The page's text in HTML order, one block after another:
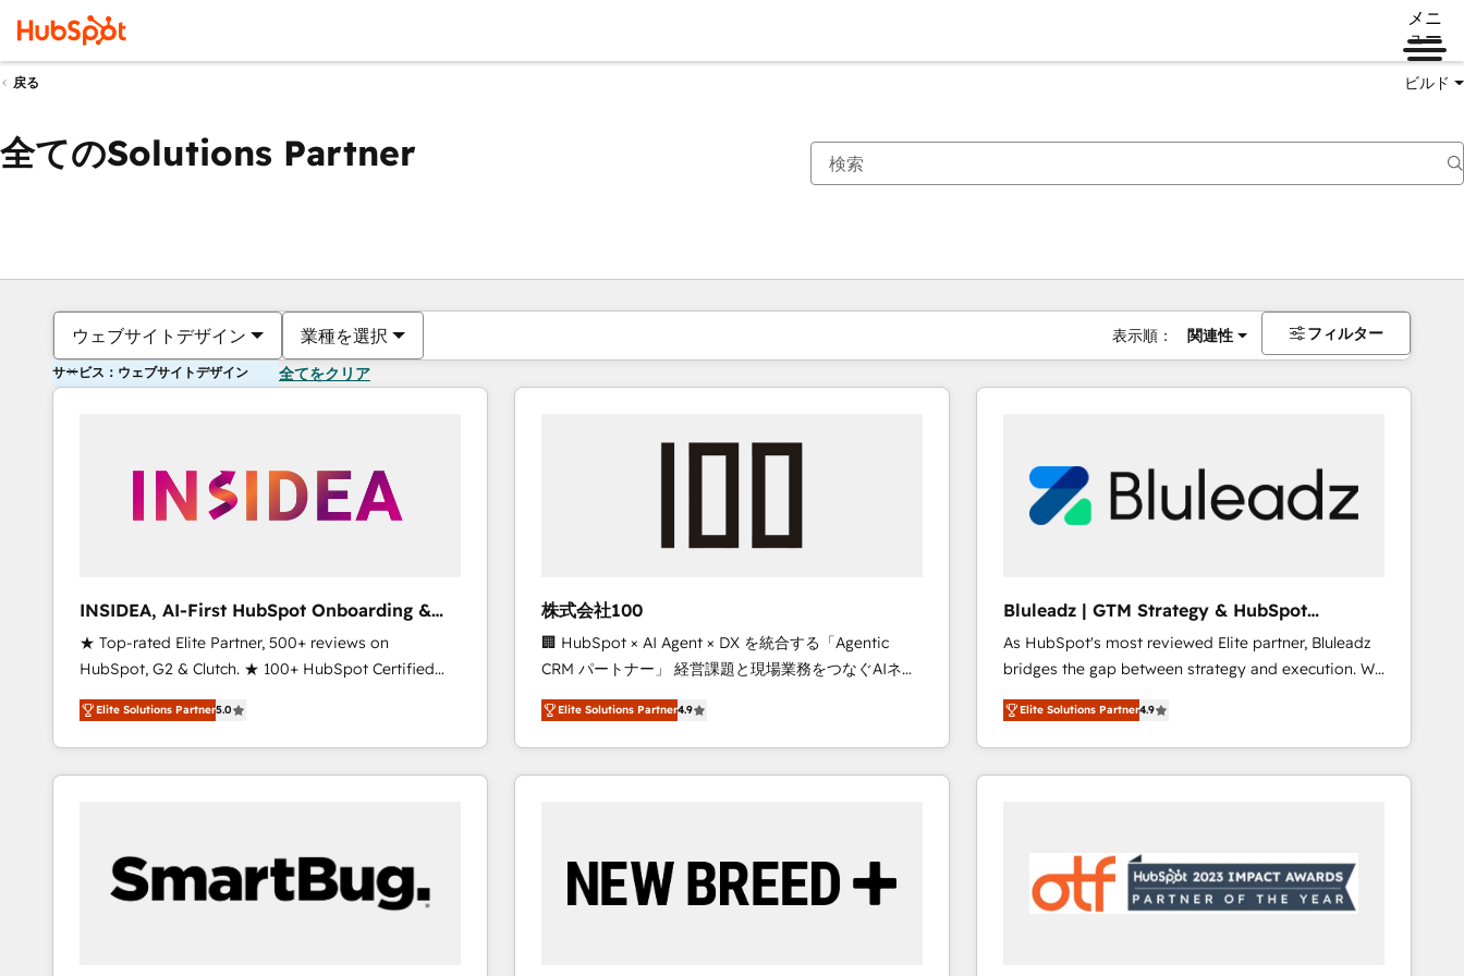
メニ
ュー
戻る ビルド
全てのSolutions Partner
ウェブサイトデザイン 業種を選択 表示順： 関連性 フィルター
サービス：ウェブサイトデザイン 全てをクリア
INSIDEA, AI-First HubSpot Onboarding &
RevOps
★ Top-rated Elite Partner, 500+ reviews on
HubSpot, G2 & Clutch. ★ 100+ HubSpot Certified
Experts & Trainers across the team ★ 1,500+
implementations across five continents ★ AI-First,
RevOps-led, Onboarding obsessed ★ Company of
the Year 2024/25 INSIDEA helps growing companies
workflows that drive adoption from week one, in
your time zone. What we do ➤ Onboarding: Live in
weeks, with workflows built around your business,
Elite Solutions Partner5.0
株式会社100
🏢 HubSpot × AI Agent × DX を統合する「Agentic
CRM パートナー」 経営課題と現場業務をつなぐAIネイ
ティブ・エージェンシーとして、HubSpot Eliteの実装
力で顧客フロント業務を再設計します。 💡 100inc は何
をする会社か？ HubSpotを共通基盤に、AIエージェン
トを組み込んだ顧客フロント業務（マーケティング・営
を、CRMを軸とした全社共通基盤に再構築します。意
思決定者・PMO・現場担当者に並走します。 1️⃣
Elite Solutions Partner4.9
Bluleadz | GTM Strategy & HubSpot
Implementation
As HubSpot's most reviewed Elite partner, Bluleadz
bridges the gap between strategy and execution. We
don't just "set up tools" — we install the GTM
Operating System (GTM OS) to align your leadership
and engineer a portal that drives predictable
revenue velocity. 🚀 GTM Strategy & Alignment
"accelerating a mess." ⚙️ Elite Engineering & AI
Scalable Architecture: Zero-technical-debt setup
across all Hubs, validated by our 7 HubSpot
Elite Solutions Partner4.9
現在の場所ページ
ページページページページページページページページページページ